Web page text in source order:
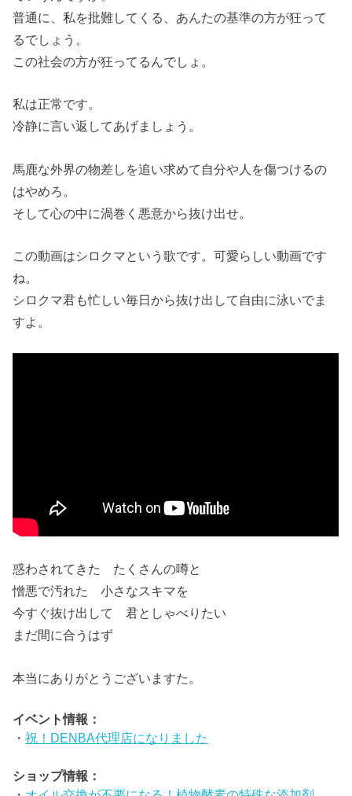
普通に、私を批難してくる、あんたの基準の方が狂って
るでしょう。
この社会の方が狂ってるんでしょ。
私は正常です。
冷静に言い返してあげましょう。
馬鹿な外界の物差しを追い求めて自分や人を傷つけるの
はやめろ。
そして心の中に渦巻く悪意から抜け出せ。
この動画はシロクマという歌です。可愛らしい動画です
ね。
シロクマ君も忙しい毎日から抜け出して自由に泳いでま
すよ。
惑わされてきた たくさんの噂と
憎悪で汚れた 小さなスキマを
今すぐ抜け出して 君としゃべりたい
まだ間に合うはず
本当にありがとうございますた。
イベント情報：
・祝！DENBA代理店になりました
ショップ情報：